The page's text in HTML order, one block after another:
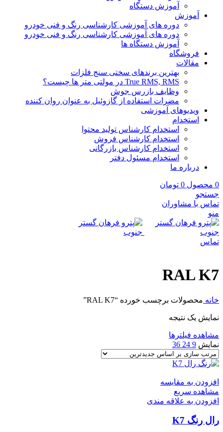
آموزش دستگاه
آموزش
دوره های آموزشی کارشناسی رنگ و فنی خودرو
دوره های آموزشی کارشناسی رنگ و فنی خودرو
آموزش دستگاه ها
فروشگاه
مقالات
بهترین برندهای سختی سنج فلزات
True RMS, RMS در مولتی متر ها چیست؟
وظایف بازرس جوش
مضرات استفاده از گازوئیل به عنوان روان کننده
ویدیوهای آموزشی
استخدام
استخدام کارشناس تولید محتوا
استخدام کارشناس فروش
استخدام کارشناس بازرگانی
استخدام مسئول دفتر
درباره ما
0 محصول 0 تومان
جستجو
تماس با مشاوران
منو
تماس
RAL K7
خانه محصولات برچسب خورده “RAL K7”
نمایش یک نتیجه
مشاهده فیلترها
نمایش 9
24
36
افزودن به مقایسه
مشاهده سریع
افزودن به علاقه مندی
رال رنگ K7